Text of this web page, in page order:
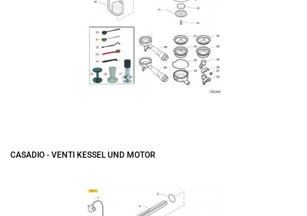
CASADIO - VENTI KESSEL UND MOTOR